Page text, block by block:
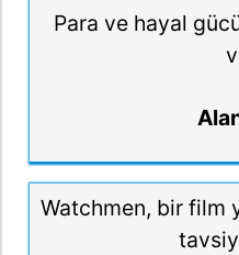
Para ve hayal
Watchmen, bir film